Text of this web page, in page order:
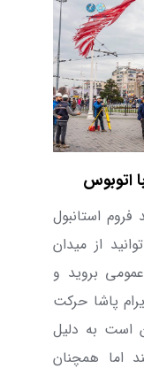
اتوبوس
استانبول
از میدان
بروید و
‌پاشا حرکت
است به دلیل
اما همچنان